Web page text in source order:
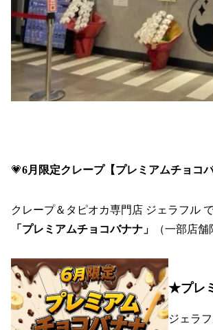
💗6月限定クレープ【プレミアムチョコ
クレープ＆タピオカ専門店 ジェラフル
「プレミアムチョコバナナ」
（一部店
★プレ
ジェラ